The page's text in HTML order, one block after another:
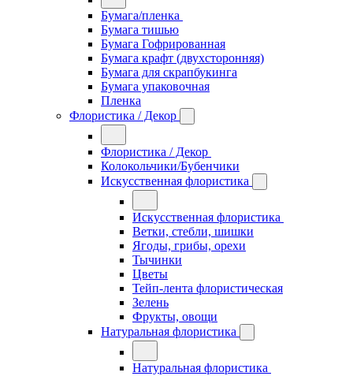
Бумага/пленка
Бумага тишью
Бумага Гофрированная
Бумага крафт (двухсторонняя)
Бумага для скрапбукинга
Бумага упаковочная
Пленка
Флористика / Декор
Флористика / Декор
Колокольчики/Бубенчики
Искусственная флористика
Искусственная флористика
Ветки, стебли, шишки
Ягоды, грибы, орехи
Тычинки
Цветы
Тейп-лента флористическая
Зелень
Фрукты, овощи
Натуральная флористика
Натуральная флористика